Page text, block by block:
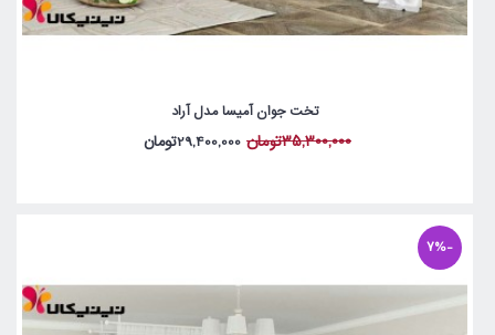
تخت جوان آمیسا مدل آراد
35,300,000تومان 29,400,000تومان
-7%